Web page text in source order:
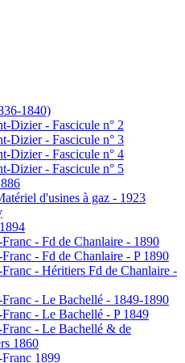
1840)
Dizier - Fascicule n° 2
Dizier - Fascicule n° 3
Dizier - Fascicule n° 4
Dizier - Fascicule n° 5
d'usines à gaz - 1923
- Fd de Chanlaire - 1890
- Fd de Chanlaire - P 1890
- Héritiers Fd de Chanlaire -
- Le Bachellé - 1849-1890
- Le Bachellé - P 1849
- Le Bachellé & de
1860
1899